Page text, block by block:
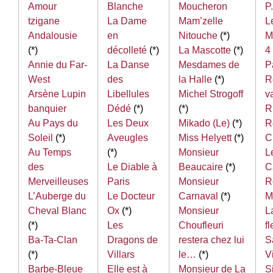
Amour
tzigane
Andalousie
(*)
Annie du Far-
West
Arsène Lupin
banquier
Au Pays du
Soleil (*)
Au Temps
des
Merveilleuses
L’Auberge du
Cheval Blanc
(*)
Ba-Ta-Clan
(*)
Barbe-Bleue
Blanche
La Dame
en
décolleté (*)
La Danse
des
Libellules
Dédé (*)
Les Deux
Aveugles
(*)
Le Diable à
Paris
Le Docteur
Ox (*)
Les
Dragons de
Villars
Elle est à
Moucheron
Mam’zelle
Nitouche (*)
La Mascotte (*)
Mesdames de
la Halle (*)
Michel Strogoff
(*)
Mikado (Le) (*)
Miss Helyett(*)
Monsieur
Beaucaire (*)
Monsieur
Carnaval (*)
Monsieur
Choufleuri
restera chez lui
le… (*)
Monsieur de La
4